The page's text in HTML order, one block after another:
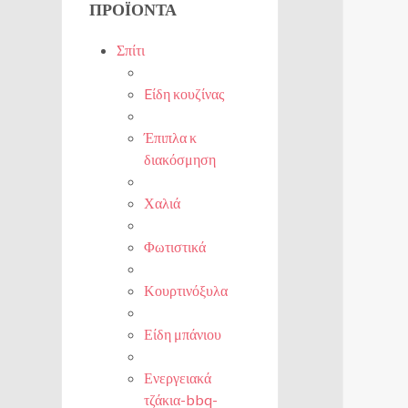
ΠΡΟΪΌΝΤΑ
Σπίτι
Eίδη κουζίνας
Έπιπλα κ
διακόσμηση
Χαλιά
Φωτιστικά
Κουρτινόξυλα
Είδη μπάνιου
Ενεργειακά
τζάκια-bbq-